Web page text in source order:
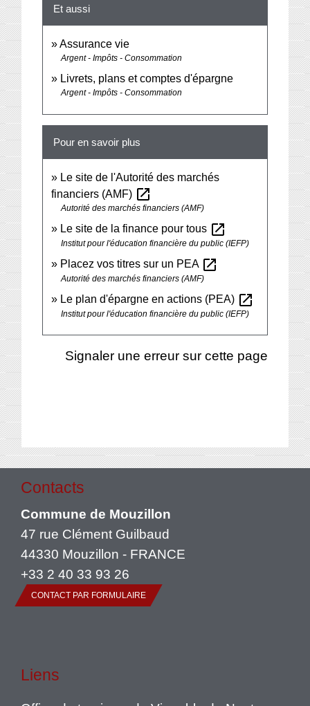
Et aussi
Assurance vie
Argent - Impôts - Consommation
Livrets, plans et comptes d'épargne
Argent - Impôts - Consommation
Pour en savoir plus
Le site de l'Autorité des marchés
financiers (AMF) open_in_new
Autorité des marchés financiers (AMF)
Le site de la finance pour tous open_in_new
Institut pour l'éducation financière du public (IEFP)
Placez vos titres sur un PEA open_in_new
Autorité des marchés financiers (AMF)
Le plan d'épargne en actions (PEA) open_in_new
Institut pour l'éducation financière du public (IEFP)
Signaler une erreur sur cette page
Contacts
Commune de Mouzillon
47 rue Clément Guilbaud
44330 Mouzillon - FRANCE
+33 2 40 33 93 26
CONTACT PAR FORMULAIRE
Liens